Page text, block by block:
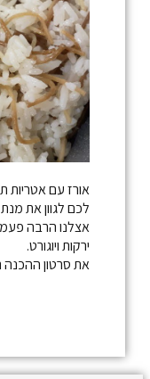
אורז עם
לכם לגוון את
אצלנו הרבה
ירקות ויוגורט.
את סרטון ההכנה